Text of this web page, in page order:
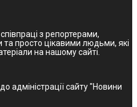
з репортерами,
просто цікавими людьми, які
на нашому сайті.
адміністрації сайту "Новини